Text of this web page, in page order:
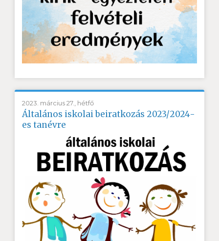
2023. március 27., hétfő
Általános iskolai beiratkozás 2023/2024-
es tanévre